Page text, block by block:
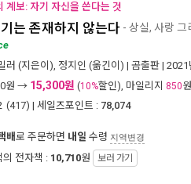
계보: 자기 자신을 쓴다는 것
는 존재하지 않는다 - 상실, 사랑 그
러 (지은이), 정지인 (옮긴이) | 곰출판 | 2021
원 → 15,300원 (10%할인), 마일리지 850원
(417) | 세일즈포인트 : 78,074
배로 주문하면 내일 수령 지역변경
의 전자책 : 10,710원 보러 가기